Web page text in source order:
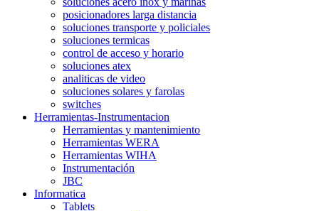
posicionadores larga distancia
soluciones transporte y policiales
soluciones termicas
control de acceso y horario
soluciones atex
analiticas de video
soluciones solares y farolas
switches
Herramientas-Instrumentacion
Herramientas y mantenimiento
Herramientas WERA
Herramientas WIHA
Instrumentación
JBC
Informatica
Tablets